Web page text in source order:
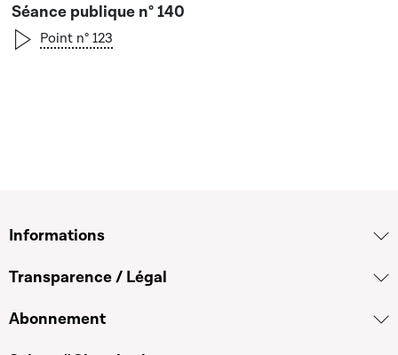
Séance publique n° 140
Point n° 123
Informations
Transparence / Légal
Abonnement